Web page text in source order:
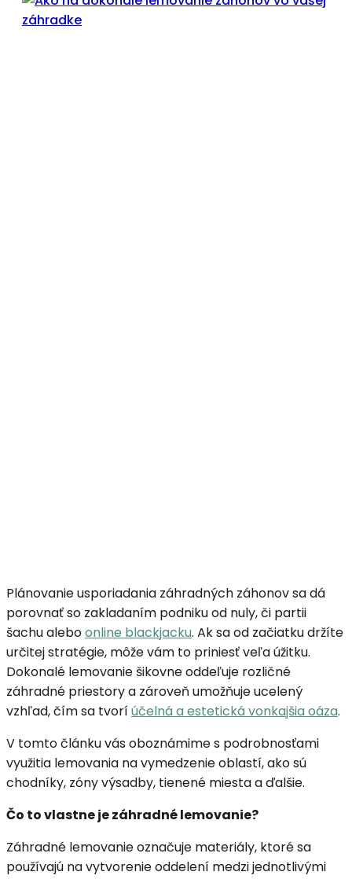
Plánovanie usporiadania záhradných záhonov sa dá
porovnať so zakladaním podniku od nuly, či partii
šachu aleboonline blackjacku. Ak sa od začiatku držíte
určitej stratégie, môže vám to priniesť veľa úžitku.
Dokonalé lemovanie šikovne oddeľuje rozličné
záhradné priestory a zároveň umožňuje ucelený
vzhľad, čím sa tvoríúčelná a estetická vonkajšia oáza.
V tomto článku vás oboznámime s podrobnosťami
využitia lemovania na vymedzenie oblastí, ako sú
chodníky, zóny výsadby, tienené miesta a ďalšie.
Čo to vlastne je záhradné lemovanie?
Záhradné lemovanie označuje materiály, ktoré sa
používajú na vytvorenie oddelení medzi jednotlivými